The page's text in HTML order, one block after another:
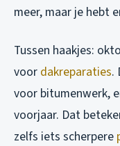
meer, maar je hebt
Tussen haakjes:
voor dakreparaties.
voor bitumenwerk,
voorjaar. Dat
zelfs iets scherpere